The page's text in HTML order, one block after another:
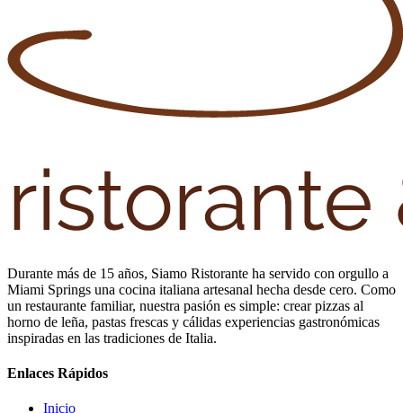
Durante más de 15 años, Siamo Ristorante ha servido con orgullo a
Miami Springs una cocina italiana artesanal hecha desde cero. Como
un restaurante familiar, nuestra pasión es simple: crear pizzas al
horno de leña, pastas frescas y cálidas experiencias gastronómicas
inspiradas en las tradiciones de Italia.
Enlaces Rápidos
Inicio